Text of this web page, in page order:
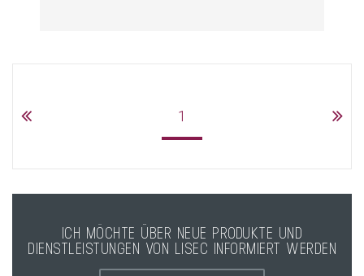
um die erforderlichen Maßnahmen zu definieren.
1
ICH MÖCHTE ÜBER NEUE PRODUKTE UND
DIENSTLEISTUNGEN VON LISEC INFORMIERT WERDEN